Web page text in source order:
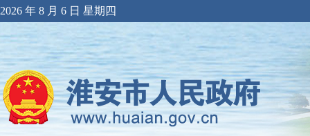
2026 年 8 月 6 日 星期四